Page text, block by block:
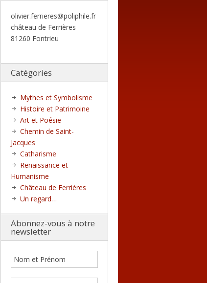
olivier.ferrieres@poliphile.fr
château de Ferrières
81260 Fontrieu
Catégories
Mythes et Symbolisme
Histoire et Patrimoine
Art et Poésie
Chemin de Saint-
Jacques
Catharisme
Renaissance et
Humanisme
Château de Ferrières
Un regard…
Abonnez-vous à notre
newsletter